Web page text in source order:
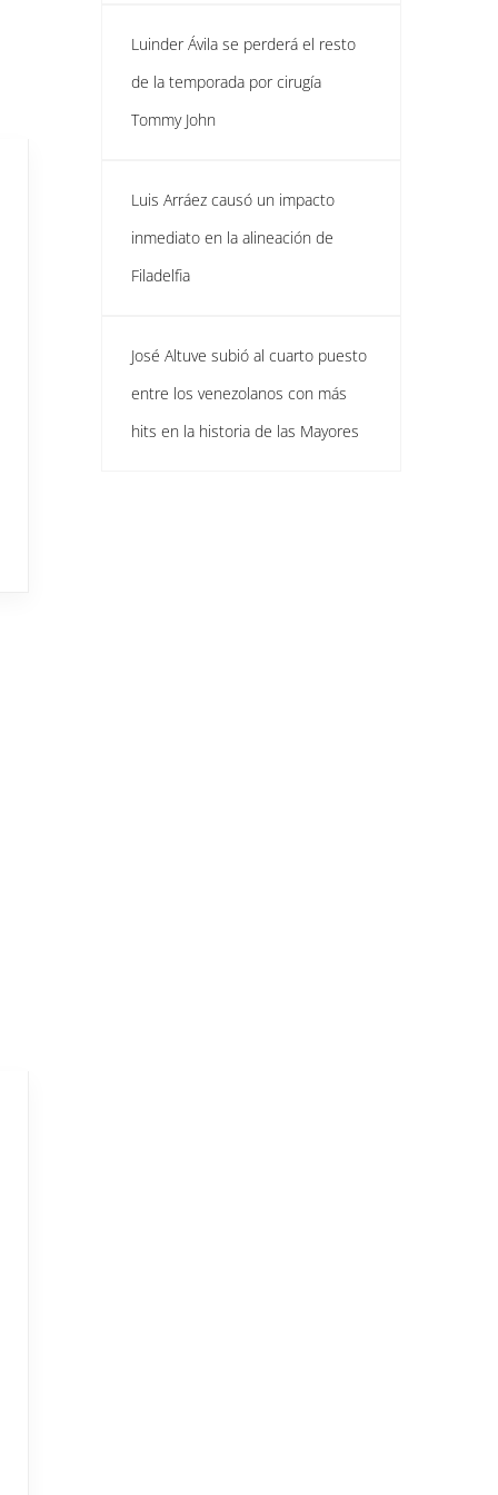
Luinder Ávila se perderá el resto
de la temporada por cirugía
Tommy John
Luis Arráez causó un impacto
inmediato en la alineación de
Filadelfia
José Altuve subió al cuarto puesto
entre los venezolanos con más
hits en la historia de las Mayores